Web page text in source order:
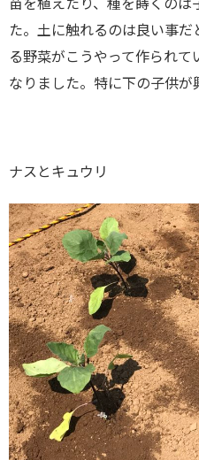
苗を植えたり、種を蒔くのは
た。土に触れるのは良い事
る野菜がこうやって作られ
なりました。特に下の子供が
ナスとキュウリ